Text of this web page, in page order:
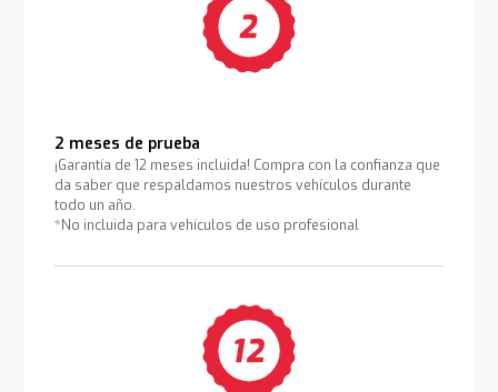
2 meses de prueba
¡Garantía de 12 meses incluida! Compra con la confianza que
da saber que respaldamos nuestros vehículos durante
todo un año.
*No incluida para vehículos de uso profesional